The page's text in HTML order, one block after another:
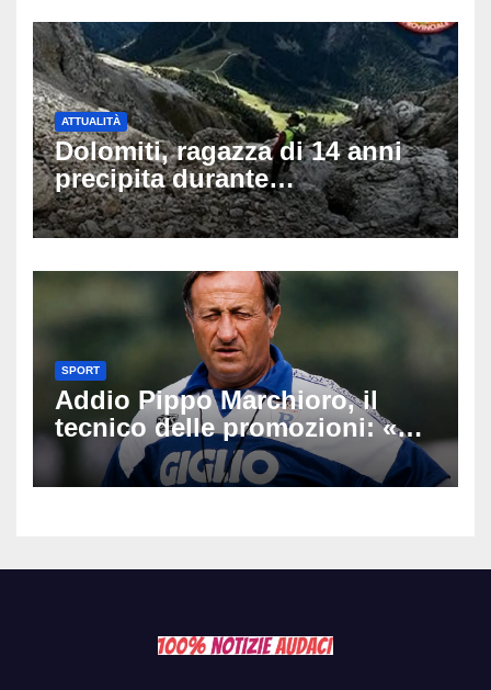
ATTUALITÀ
Dolomiti, ragazza di 14 anni
precipita durante
un’escursione: tragedia sul
Latemar davanti alla famiglia
SPORT
Addio Pippo Marchioro, il
tecnico delle promozioni: «Ha
scritto pagine indimenticabili
del nostro calcio»